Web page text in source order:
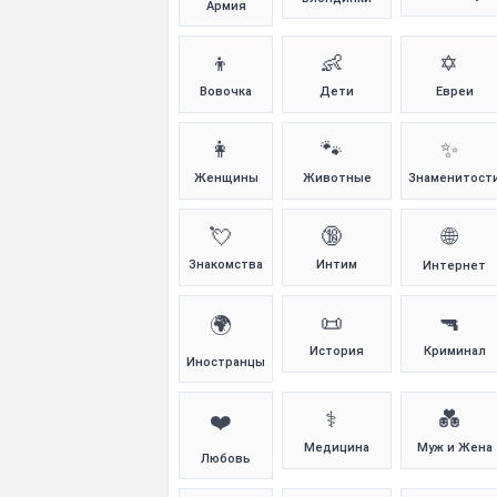
Армия
👦
Вовочка
👶
Дети
✡️
Евреи
👩
Женщины
🐾
Животные
✨
💘
Знакомства
🔞
Интим
🌐
Интернет
🌍
Иностранцы
📜
История
🔫
Криминал
❤️
Любовь
⚕️
Медицина
💑
Муж и Жена